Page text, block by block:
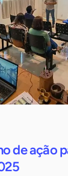
de ação